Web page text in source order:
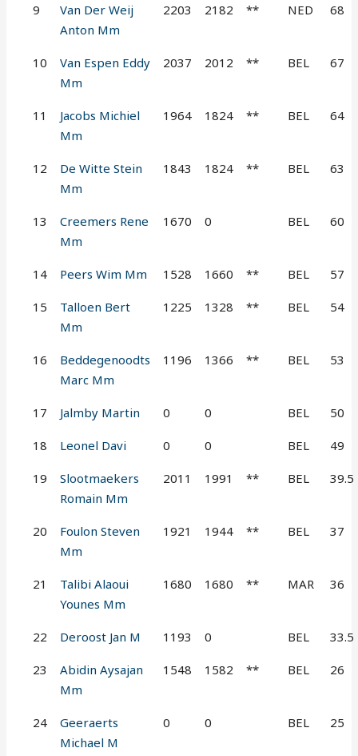
9
Van Der Weij
Anton Mm
2203 2182 ** NED 68
10
Van Espen Eddy
Mm
2037 2012 ** BEL 67
11
Jacobs Michiel
Mm
1964 1824 ** BEL 64
12
De Witte Stein
Mm
1843 1824 ** BEL 63
13
Creemers Rene
Mm
1670 0 BEL 60
14 Peers Wim Mm 1528 1660 ** BEL 57
15
Talloen Bert
Mm
1225 1328 ** BEL 54
16
Beddegenoodts
Marc Mm
1196 1366 ** BEL 53
17 Jalmby Martin 0 0 BEL 50
18 Leonel Davi 0 0 BEL 49
19
Slootmaekers
Romain Mm
2011 1991 ** BEL 39.5
20
Foulon Steven
Mm
1921 1944 ** BEL 37
21
Talibi Alaoui
Younes Mm
1680 1680 ** MAR 36
22 Deroost Jan M 1193 0 BEL 33.5
23
Abidin Aysajan
Mm
1548 1582 ** BEL 26
24
Geeraerts
Michael M
0 0 BEL 25